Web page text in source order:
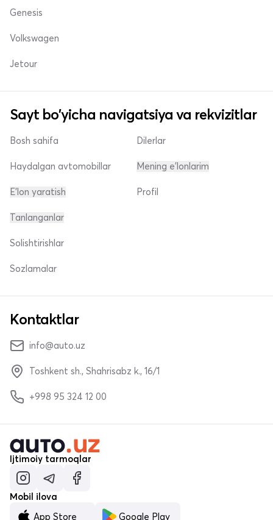
Genesis
Volkswagen
Jetour
Sayt bo'yicha navigatsiya va rekvizitlar
Bosh sahifa
Haydalgan avtomobillar
E'lon yaratish
Dilerlar
Mening e'lonlarim
Profil
Tanlanganlar
Solishtirishlar
Sozlamalar
Kontaktlar
info@auto.uz
Toshkent sh., Shahrisabz k., 16/1
+998 95 324 12 00
Ijtimoiy tarmoqlar
Mobil ilova
App Store
Google Play